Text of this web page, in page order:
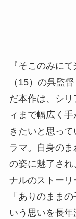
『そこのみに
（15）の呉監
だ本作は、シ
ィまで幅広く
きたいと思っ
ラマ。自身の
の姿に魅了さ
ナルのストー
「ありのまま
いう思いを長年